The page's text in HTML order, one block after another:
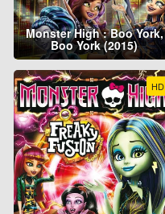
Monster High : Boo York,
Boo York (2015)
HD